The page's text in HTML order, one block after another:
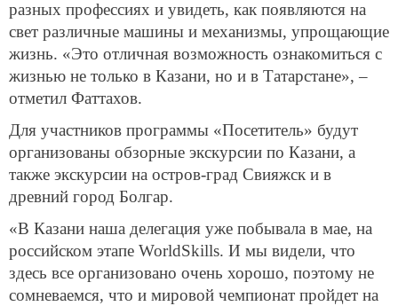
разных профессиях и увидеть, как появляются на
свет различные машины и механизмы, упрощающие
жизнь. «Это отличная возможность ознакомиться с
жизнью не только в Казани, но и в Татарстане», –
отметил Фаттахов.
Для участников программы «Посетитель» будут
организованы обзорные экскурсии по Казани, а
также экскурсии на остров-град Свияжск и в
древний город Болгар.
«В Казани наша делегация уже побывала в мае, на
российском этапе WorldSkills. И мы видели, что
здесь все организовано очень хорошо, поэтому не
сомневаемся, что и мировой чемпионат пройдет на